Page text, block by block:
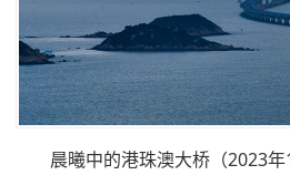
晨曦中的港珠澳大桥（2023